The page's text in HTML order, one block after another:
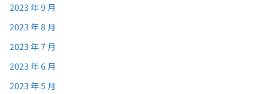
2023 年 9 月
2023 年 8 月
2023 年 7 月
2023 年 6 月
2023 年 5 月